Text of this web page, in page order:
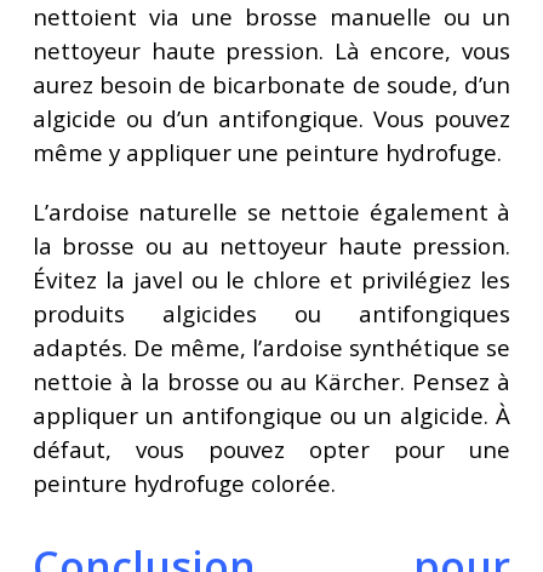
nettoient via une brosse manuelle ou un
nettoyeur haute pression. Là encore, vous
aurez besoin de bicarbonate de soude, d’un
algicide ou d’un antifongique. Vous pouvez
même y appliquer une peinture hydrofuge.
L’ardoise naturelle se nettoie également à
la brosse ou au nettoyeur haute pression.
Évitez la javel ou le chlore et privilégiez les
produits algicides ou antifongiques
adaptés. De même, l’ardoise synthétique se
nettoie à la brosse ou au Kärcher. Pensez à
appliquer un antifongique ou un algicide. À
défaut, vous pouvez opter pour une
peinture hydrofuge colorée.